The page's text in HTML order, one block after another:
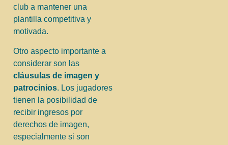
club a mantener una
plantilla competitiva y
motivada.
Otro aspecto importante a
considerar son las
cláusulas de imagen y
patrocinios. Los jugadores
tienen la posibilidad de
recibir ingresos por
derechos de imagen,
especialmente si son